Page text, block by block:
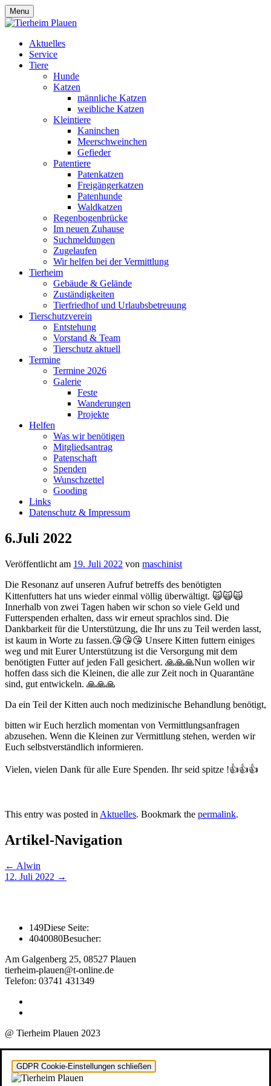
Menu
Aktuelles
Service
Tiere
Hunde
Katzen
männliche Katzen
weibliche Katzen
Kleintiere
Kaninchen
Meerschweinchen
Gefieder
Patentiere
Patenkatzen
Freigängerkatzen
Patenhunde
Waldkatzen
Regenbogenbrücke
Im neuen Zuhause
Suchmeldungen
Zugelaufen
Wir helfen bei der Vermittlung
Tierheim
Gebäude & Gelände
Zuständigkeiten
Tierfriedhof und Urlaubsbetreuung
Tierschutzverein
Entstehung
Vorstand & Team
Tierschutz aktuell
Termine
Termine 2026
Galerie
Feste
Wanderungen
Projekte
Helfen
Was wir benötigen
Mitgliedsantrag
Patenschaft
Spenden
Wunschzettel
Gooding
Links
Datenschutz & Impressum
6.Juli 2022
Veröffentlicht am 19. Juli 2022 von maschinist
Die Resonanz auf unseren Aufruf betreffs des benötigten
Kittenfutters hat uns wieder einmal völlig überwältigt. 🙀🙀🙀
Innerhalb von zwei Tagen haben wir schon so viele Geld und
Futterspenden erhalten, dass wir erneut sprachlos sind. Die
Dankbarkeit für die Unterstützung, die Ihr uns zu Teil werden lasst,
ist kaum in Worte zu fassen.😘😘😘 Unsere Kitten futtern einiges
weg und mit Eurer Unterstützung ist die Versorgung mit dem
benötigten Futter auf jeden Fall gesichert. 🙏🙏🙏Nun wollen wir
hoffen dass sich die Kleinen, die alle zur Zeit noch in Quarantäne
sind, gut entwickeln. 🙏🙏🙏
Da ein Teil der Kitten auch noch medizinische Behandlung benötigt,
bitten wir Euch herzlich momentan von Vermittlungsanfragen
abzusehen. Wenn die Kleinen zur Vermittlung stehen, werden wir
Euch selbstverständlich informieren.
Vielen, vielen Dank für alle Eure Spenden. Ihr seid spitze !👍👍👍
This entry was posted in Aktuelles. Bookmark the permalink.
Artikel-Navigation
← Alwin
12. Juli 2022 →
149Diese Seite:
4040080Besucher:
Am Galgenberg 25, 08527 Plauen
tierheim-plauen@t-online.de
Telefon: 03741 431349
@ Tierheim Plauen 2023
GDPR Cookie-Einstellungen schließen